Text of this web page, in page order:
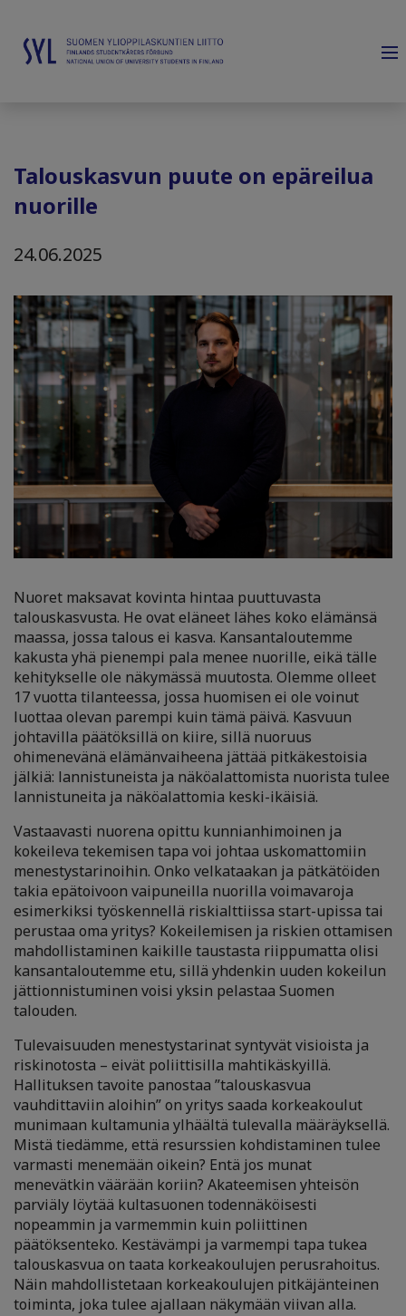
Talouskasvun puute on epäreilua
nuorille
24.06.2025
Nuoret maksavat kovinta hintaa puuttuvasta
talouskasvusta. He ovat eläneet lähes koko elämänsä
maassa, jossa talous ei kasva. Kansantaloutemme
kakusta yhä pienempi pala menee nuorille, eikä tälle
kehitykselle ole näkymässä muutosta. Olemme olleet
17 vuotta tilanteessa, jossa huomisen ei ole voinut
luottaa olevan parempi kuin tämä päivä. Kasvuun
johtavilla päätöksillä on kiire, sillä nuoruus
ohimenevänä elämänvaiheena jättää pitkäkestoisia
jälkiä: lannistuneista ja näköalattomista nuorista tulee
lannistuneita ja näköalattomia keski-ikäisiä.
Vastaavasti nuorena opittu kunnianhimoinen ja
kokeileva tekemisen tapa voi johtaa uskomattomiin
menestystarinoihin. Onko velkataakan ja pätkätöiden
takia epätoivoon vaipuneilla nuorilla voimavaroja
esimerkiksi työskennellä riskialttiissa start-upissa tai
perustaa oma yritys? Kokeilemisen ja riskien ottamisen
mahdollistaminen kaikille taustasta riippumatta olisi
kansantaloutemme etu, sillä yhdenkin uuden kokeilun
jättionnistuminen voisi yksin pelastaa Suomen
talouden.
Tulevaisuuden menestystarinat syntyvät visioista ja
riskinotosta – eivät poliittisilla mahtikäskyillä.
Hallituksen tavoite panostaa ”talouskasvua
vauhdittaviin aloihin” on yritys saada korkeakoulut
munimaan kultamunia ylhäältä tulevalla määräyksellä.
Mistä tiedämme, että resurssien kohdistaminen tulee
varmasti menemään oikein? Entä jos munat
menevätkin väärään koriin? Akateemisen yhteisön
parviäly löytää kultasuonen todennäköisesti
nopeammin ja varmemmin kuin poliittinen
päätöksenteko. Kestävämpi ja varmempi tapa tukea
talouskasvua on taata korkeakoulujen perusrahoitus.
Näin mahdollistetaan korkeakoulujen pitkäjänteinen
toiminta, joka tulee ajallaan näkymään viivan alla.